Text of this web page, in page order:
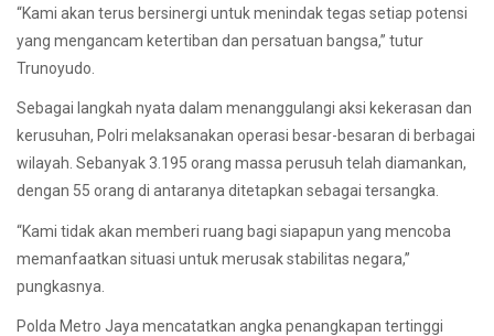
“Kami akan terus bersinergi untuk menindak tegas setiap potensi
yang mengancam ketertiban dan persatuan bangsa,” tutur
Trunoyudo.
Sebagai langkah nyata dalam menanggulangi aksi kekerasan dan
kerusuhan, Polri melaksanakan operasi besar-besaran di berbagai
wilayah. Sebanyak 3.195 orang massa perusuh telah diamankan,
dengan 55 orang di antaranya ditetapkan sebagai tersangka.
“Kami tidak akan memberi ruang bagi siapapun yang mencoba
memanfaatkan situasi untuk merusak stabilitas negara,”
pungkasnya.
Polda Metro Jaya mencatatkan angka penangkapan tertinggi